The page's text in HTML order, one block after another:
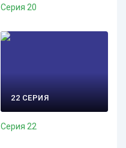
Серия 20
22 СЕРИЯ
Серия 22